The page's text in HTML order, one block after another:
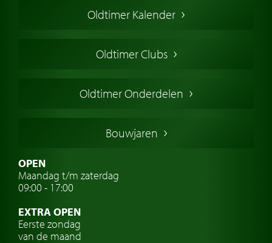
Amerikaanse oldtimers
Franse oldtimers
Zweedse oldtimers
Oldtimer verzekering
Oldtimer reizen
Oldtimer Kalender
Oldtimer Clubs
Oldtimer Onderdelen
Bouwjaren
OPEN
Maandag t/m zaterdag
09:00 - 17:00
EXTRA OPEN
Eerste zondag
van de maand